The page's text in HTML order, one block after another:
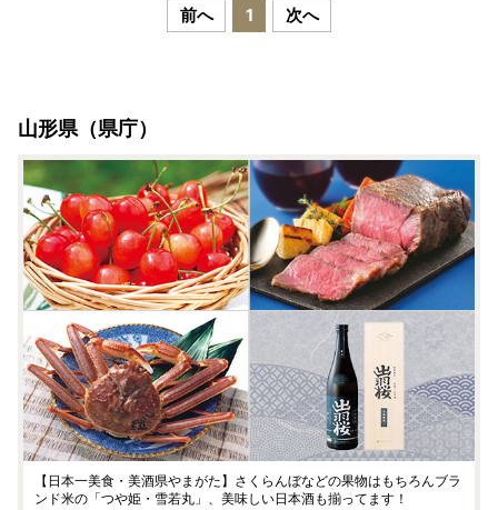
前へ 1 次へ
山形県（県庁）
【日本一美食・美酒県やまがた】さくらんぼなどの果物はもちろんブラ
ンド米の「つや姫・雪若丸」、美味しい日本酒も揃ってます！